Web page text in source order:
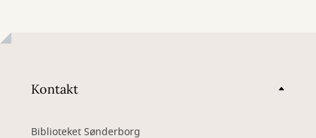
Kontakt
Biblioteket Sønderborg